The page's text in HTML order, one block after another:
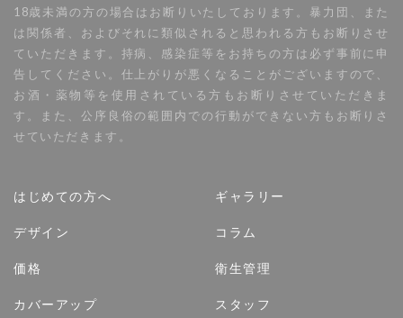
18歳未満の方の場合はお断りいたしております。暴力団、また
は関係者、およびそれに類似されると思われる方もお断りさせ
ていただきます。持病、感染症等をお持ちの方は必ず事前に申
告してください。仕上がりが悪くなることがございますので、
お酒・薬物等を使用されている方もお断りさせていただきま
す。また、公序良俗の範囲内での行動ができない方もお断りさ
せていただきます。
はじめての方へ
デザイン
価格
カバーアップ
ギャラリー
コラム
衛生管理
スタッフ